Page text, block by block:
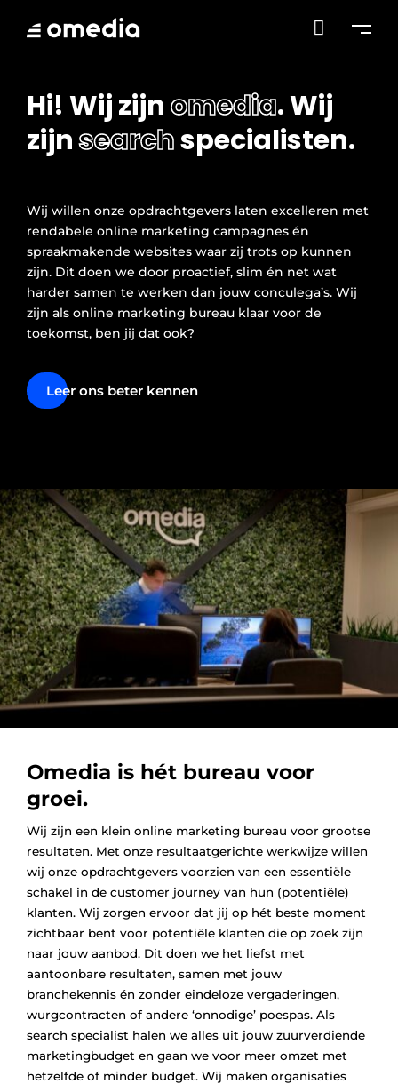

Hi! Wij zijnomedia. Wij
zijnsearchspecialisten.
Wij willen onze opdrachtgevers laten excelleren met
rendabele online marketing campagnes én
spraakmakende websites waar zij trots op kunnen
zijn. Dit doen we door proactief, slim én net wat
harder samen te werken dan jouw conculega’s. Wij
zijn als online marketing bureau klaar voor de
toekomst, ben jij dat ook?
Leer ons beter kennen
Omedia is hét bureau voor
groei.
Wij zijn een klein online marketing bureau voor grootse
resultaten. Met onze resultaatgerichte werkwijze willen
wij onze opdrachtgevers voorzien van een essentiële
schakel in de customer journey van hun (potentiële)
klanten. Wij zorgen ervoor dat jij op hét beste moment
zichtbaar bent voor potentiële klanten die op zoek zijn
naar jouw aanbod. Dit doen we het liefst met
aantoonbare resultaten, samen met jouw
branchekennis én zonder eindeloze vergaderingen,
wurgcontracten of andere ‘onnodige’ poespas. Als
search specialist halen we alles uit jouw zuurverdiende
marketingbudget en gaan we voor meer omzet met
hetzelfde of minder budget. Wij maken organisaties